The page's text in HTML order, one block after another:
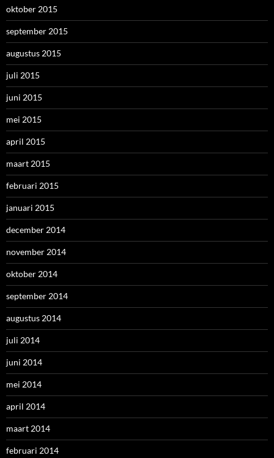
oktober 2015
september 2015
augustus 2015
juli 2015
juni 2015
mei 2015
april 2015
maart 2015
februari 2015
januari 2015
december 2014
november 2014
oktober 2014
september 2014
augustus 2014
juli 2014
juni 2014
mei 2014
april 2014
maart 2014
februari 2014